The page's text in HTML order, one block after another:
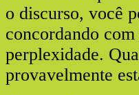
o discurso, você
concordando
perplexidade.
provavelmente